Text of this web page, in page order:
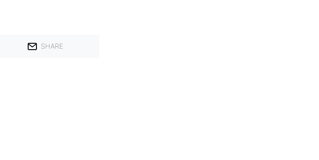
SHARE